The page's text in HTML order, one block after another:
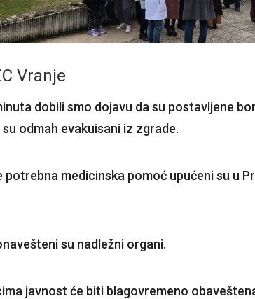
Vranje
dobili smo dojavu da su postavljene
odmah evakuisani iz zgrade.
potrebna medicinska pomoć upućeni su u
su nadležni organi.
javnost će biti blagovremeno